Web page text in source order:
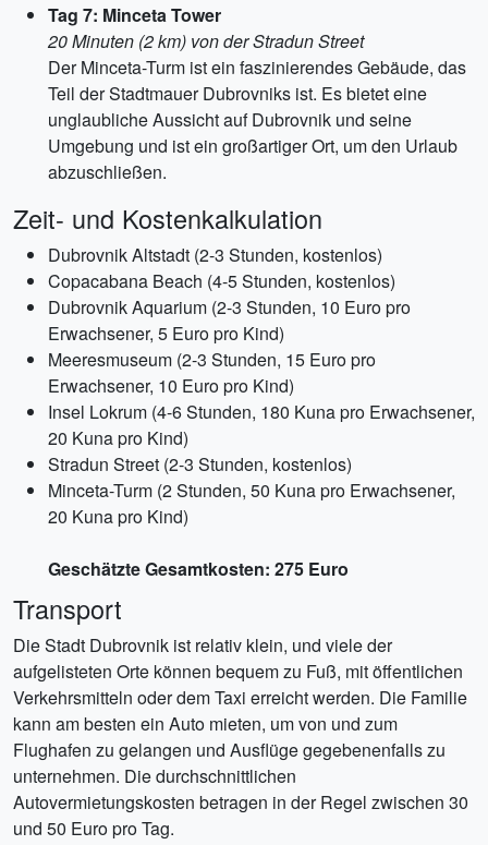
Tag 7: Minceta Tower
20 Minuten (2 km) von der Stradun Street
Der Minceta-Turm ist ein faszinierendes Gebäude, das
Teil der Stadtmauer Dubrovniks ist. Es bietet eine
unglaubliche Aussicht auf Dubrovnik und seine
Umgebung und ist ein großartiger Ort, um den Urlaub
abzuschließen.
Zeit- und Kostenkalkulation
Dubrovnik Altstadt (2-3 Stunden, kostenlos)
Copacabana Beach (4-5 Stunden, kostenlos)
Dubrovnik Aquarium (2-3 Stunden, 10 Euro pro
Erwachsener, 5 Euro pro Kind)
Meeresmuseum (2-3 Stunden, 15 Euro pro
Erwachsener, 10 Euro pro Kind)
Insel Lokrum (4-6 Stunden, 180 Kuna pro Erwachsener,
20 Kuna pro Kind)
Stradun Street (2-3 Stunden, kostenlos)
Minceta-Turm (2 Stunden, 50 Kuna pro Erwachsener,
20 Kuna pro Kind)
Geschätzte Gesamtkosten: 275 Euro
Transport
Die Stadt Dubrovnik ist relativ klein, und viele der
aufgelisteten Orte können bequem zu Fuß, mit öffentlichen
Verkehrsmitteln oder dem Taxi erreicht werden. Die Familie
kann am besten ein Auto mieten, um von und zum
Flughafen zu gelangen und Ausflüge gegebenenfalls zu
unternehmen. Die durchschnittlichen
Autovermietungskosten betragen in der Regel zwischen 30
und 50 Euro pro Tag.